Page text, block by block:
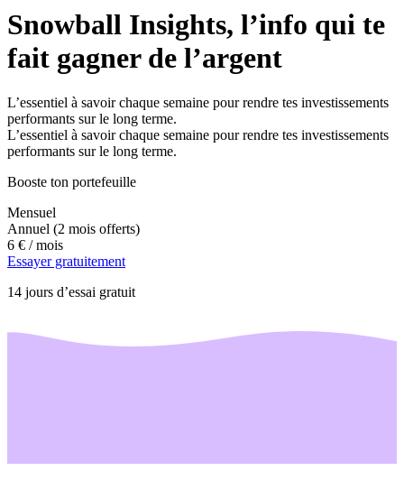
Snowball Insights, l’info qui te
fait gagner de l’argent
L’essentiel à savoir chaque semaine pour rendre tes investissements
performants sur le long terme.
L’essentiel à savoir chaque semaine pour rendre tes investissements
performants sur le long terme.
Booste ton portefeuille
Mensuel
Annuel (2 mois offerts)
6 € / mois
Essayer gratuitement
14 jours d’essai gratuit